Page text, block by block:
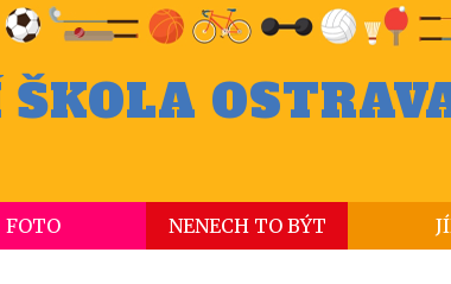
FOTO NENECH TO BÝT